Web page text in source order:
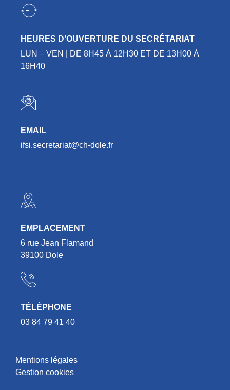
HEURES D’OUVERTURE DU SECRÉTARIAT
LUN – VEN | DE 8H45 À 12H30 ET DE 13H00 À
16H40
EMAIL
ifsi.secretariat@ch-dole.fr
EMPLACEMENT
6 rue Jean Flamand
39100 Dole
TÉLÉPHONE
03 84 79 41 40
Mentions légales
Gestion cookies